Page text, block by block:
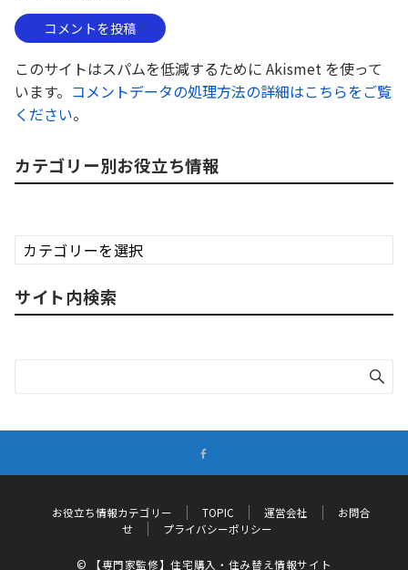
このサイトはスパムを低減するために Akismet を使って
います。 コメントデータの処理方法の詳細はこちらをご覧
ください。
カテゴリー別お役立ち情報
カ
テ
リ
ー
お
立
サイト内検索
お役立ち情報カテゴリー TOPIC 運営会社
お問合
せ
プライバシーポリシー
© 【専門家監修】住宅購入・住み替え情報サイト